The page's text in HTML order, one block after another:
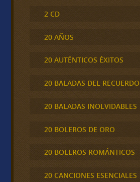
2 CD
20 AÑOS
20 AUTÉNTICOS ÉXITOS
20 BALADAS DEL RECUERDO
20 BALADAS INOLVIDABLES
20 BOLEROS DE ORO
20 BOLEROS ROMÁNTICOS
20 CANCIONES ESENCIALES